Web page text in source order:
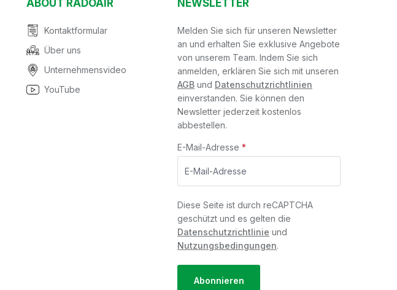
ABOUT RADOAIR
Kontaktformular
Über uns
Unternehmensvideo
YouTube
NEWSLETTER
Melden Sie sich für unseren Newsletter
an und erhalten Sie exklusive Angebote
von unserem Team. Indem Sie sich
anmelden, erklären Sie sich mit unseren
AGB und Datenschutzrichtlinien
einverstanden. Sie können den
Newsletter jederzeit kostenlos
abbestellen.
E-Mail-Adresse *
Diese Seite ist durch reCAPTCHA
geschützt und es gelten die
Datenschutzrichtlinie und
Nutzungsbedingungen.
Abonnieren